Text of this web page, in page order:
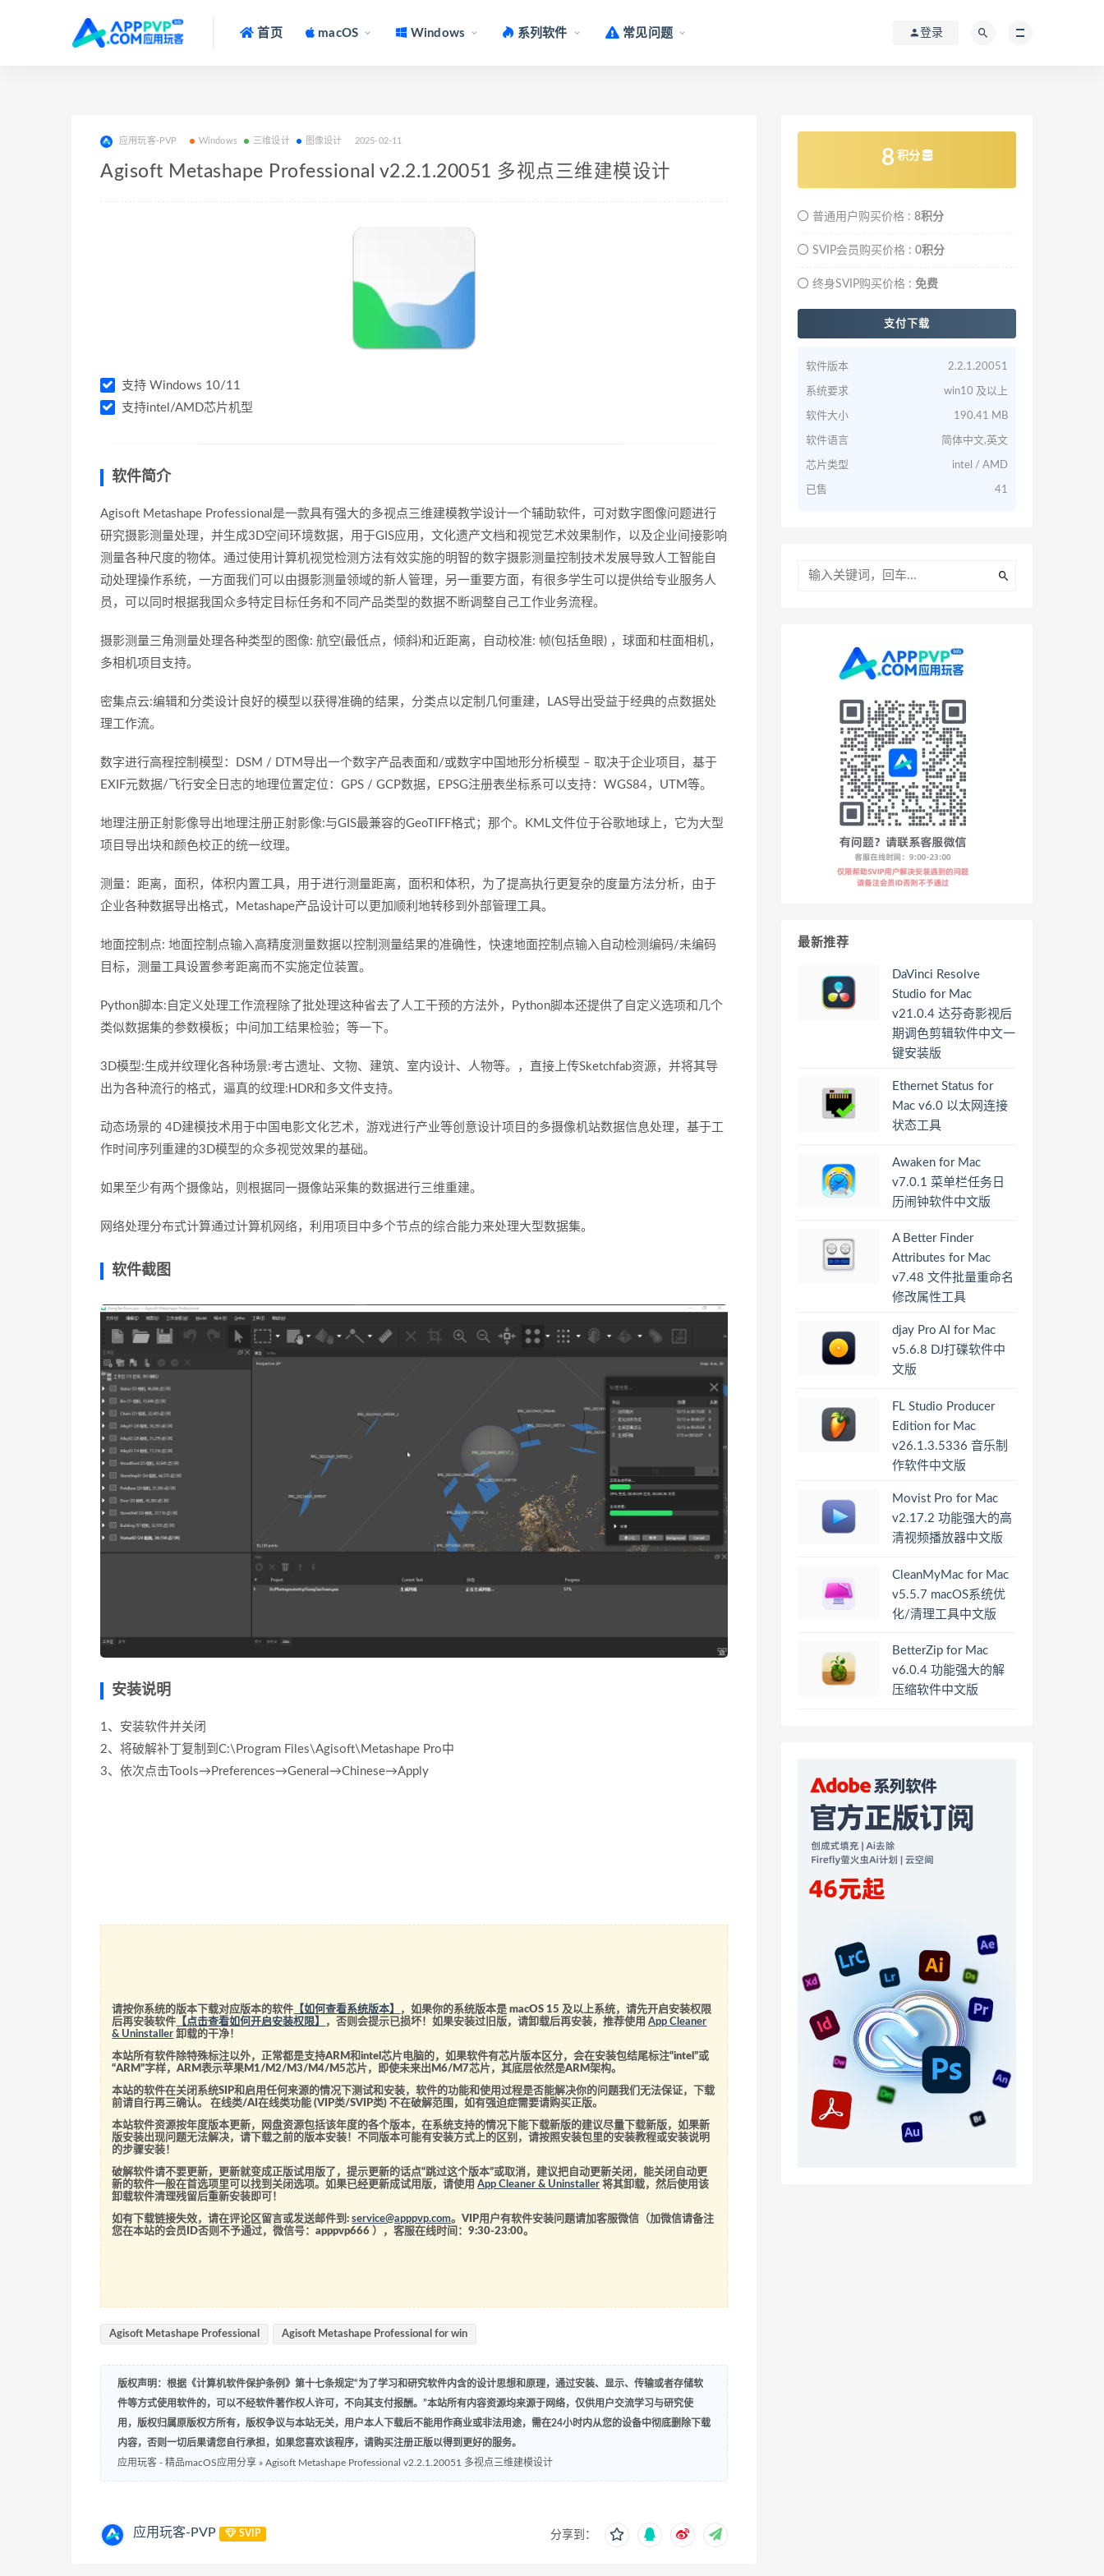
首页 macOS Windows 系列软件 常见问题 登录
应用玩客-PVP Windows 三维设计 图像设计 2025-02-11
Agisoft Metashape Professional v2.2.1.20051 多视点三维建模设计
支持 Windows 10/11
支持intel/AMD芯片机型
软件简介
Agisoft Metashape Professional是一款具有强大的多视点三维建模教学设计一个辅助软件，可对数字图像问题进行
研究摄影测量处理，并生成3D空间环境数据，用于GIS应用，文化遗产文档和视觉艺术效果制作，以及企业间接影响
测量各种尺度的物体。通过使用计算机视觉检测方法有效实施的明智的数字摄影测量控制技术发展导致人工智能自
动处理操作系统，一方面我们可以由摄影测量领域的新人管理，另一重要方面，有很多学生可以提供给专业服务人
员，可以同时根据我国众多特定目标任务和不同产品类型的数据不断调整自己工作业务流程。
摄影测量三角测量处理各种类型的图像: 航空(最低点，倾斜)和近距离，自动校准: 帧(包括鱼眼) ，球面和柱面相机，
多相机项目支持。
密集点云:编辑和分类设计良好的模型以获得准确的结果，分类点以定制几何重建，LAS导出受益于经典的点数据处
理工作流。
数字进行高程控制模型：DSM / DTM导出一个数字产品表面和/或数字中国地形分析模型 – 取决于企业项目，基于
EXIF元数据/飞行安全日志的地理位置定位：GPS / GCP数据，EPSG注册表坐标系可以支持：WGS84，UTM等。
地理注册正射影像导出地理注册正射影像:与GIS最兼容的GeoTIFF格式；那个。KML文件位于谷歌地球上，它为大型
项目导出块和颜色校正的统一纹理。
测量：距离，面积，体积内置工具，用于进行测量距离，面积和体积，为了提高执行更复杂的度量方法分析，由于
企业各种数据导出格式，Metashape产品设计可以更加顺利地转移到外部管理工具。
地面控制点: 地面控制点输入高精度测量数据以控制测量结果的准确性，快速地面控制点输入自动检测编码/未编码
目标，测量工具设置参考距离而不实施定位装置。
Python脚本:自定义处理工作流程除了批处理这种省去了人工干预的方法外，Python脚本还提供了自定义选项和几个
类似数据集的参数模板；中间加工结果检验；等一下。
3D模型:生成并纹理化各种场景:考古遗址、文物、建筑、室内设计、人物等。，直接上传Sketchfab资源，并将其导
出为各种流行的格式，逼真的纹理:HDR和多文件支持。
动态场景的 4D建模技术用于中国电影文化艺术，游戏进行产业等创意设计项目的多摄像机站数据信息处理，基于工
作时间序列重建的3D模型的众多视觉效果的基础。
如果至少有两个摄像站，则根据同一摄像站采集的数据进行三维重建。
网络处理分布式计算通过计算机网络，利用项目中多个节点的综合能力来处理大型数据集。
软件截图
安装说明
1、安装软件并关闭
2、将破解补丁复制到C:\Program Files\Agisoft\Metashape Pro中
3、依次点击Tools→Preferences→General→Chinese→Apply
请按你系统的版本下载对应版本的软件 【如何查看系统版本】
，如果你的系统版本是 macOS 15 及以上系统，请先开启安装权限
后再安装软件 【点击查看如何开启安装权限】 ，否则会提示已损坏！如果安装过旧版，请卸载后再安装，推荐使用App Cleaner
& Uninstaller 卸载的干净！
本站所有软件除特殊标注以外，正常都是支持ARM和intel芯片电脑的，如果软件有芯片版本区分，会在安装包结尾标注“intel”或
“ARM”字样，ARM表示苹果M1/M2/M3/M4/M5芯片，即使未来出M6/M7芯片，其底层依然是ARM架构。
本站的软件在关闭系统SIP和启用任何来源的情况下测试和安装，软件的功能和使用过程是否能解决你的问题我们无法保证，下载
前请自行再三确认。 在线类/AI在线类功能 (VIP类/SVIP类) 不在破解范围，如有强迫症需要请购买正版。
本站软件资源按年度版本更新，网盘资源包括该年度的各个版本，在系统支持的情况下能下载新版的建议尽量下载新版，如果新
版安装出现问题无法解决，请下载之前的版本安装！不同版本可能有安装方式上的区别，请按照安装包里的安装教程或安装说明
的步骤安装！
破解软件请不要更新，更新就变成正版试用版了，提示更新的话点“跳过这个版本”或取消，建议把自动更新关闭，能关闭自动更
新的软件一般在首选项里可以找到关闭选项。如果已经更新成试用版，请使用App Cleaner & Uninstaller 将其卸载，然后使用该
卸载软件清理残留后重新安装即可！
如有下载链接失效，请在评论区留言或发送邮件到:service@apppvp.com。VIP用户有软件安装问题请加客服微信（加微信请备注
您在本站的会员ID否则不予通过，微信号：apppvp666 ），客服在线时间：9:30-23:00。
Agisoft Metashape Professional Agisoft Metashape Professional for win
版权声明：根据《计算机软件保护条例》第十七条规定“为了学习和研究软件内含的设计思想和原理，通过安装、显示、传输或者存储软
件等方式使用软件的，可以不经软件著作权人许可，不向其支付报酬。”本站所有内容资源均来源于网络，仅供用户交流学习与研究使
用，版权归属原版权方所有，版权争议与本站无关，用户本人下载后不能用作商业或非法用途，需在24小时内从您的设备中彻底删除下载
内容，否则一切后果请您自行承担，如果您喜欢该程序，请购买注册正版以得到更好的服务。
应用玩客 - 精品macOS应用分享 » Agisoft Metashape Professional v2.2.1.20051 多视点三维建模设计
应用玩客-PVP SVIP 分享到：
8 积分
普通用户购买价格 : 8积分
SVIP会员购买价格 : 0积分
终身SVIP购买价格 : 免费
支付下载
软件版本 2.2.1.20051
系统要求 win10 及以上
软件大小 190.41 MB
软件语言 简体中文,英文
芯片类型 intel / AMD
已售 41
最新推荐
DaVinci Resolve
Studio for Mac
v21.0.4 达芬奇影视后
期调色剪辑软件中文一
键安装版
Ethernet Status for
Mac v6.0 以太网连接
状态工具
Awaken for Mac
v7.0.1 菜单栏任务日
历闹钟软件中文版
A Better Finder
Attributes for Mac
v7.48 文件批量重命名
修改属性工具
djay Pro AI for Mac
v5.6.8 DJ打碟软件中
文版
FL Studio Producer
Edition for Mac
v26.1.3.5336 音乐制
作软件中文版
Movist Pro for Mac
v2.17.2 功能强大的高
清视频播放器中文版
CleanMyMac for Mac
v5.5.7 macOS系统优
化/清理工具中文版
BetterZip for Mac
v6.0.4 功能强大的解
压缩软件中文版